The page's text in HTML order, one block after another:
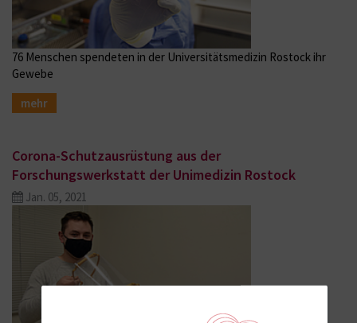
76 Menschen spendeten in der Universitätsmedizin Rostock ihr
Gewebe
mehr
Corona-Schutzausrüstung aus der
Forschungswerkstatt der Unimedizin Rostock
Jan. 05, 2021